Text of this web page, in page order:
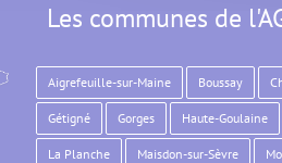
Les communes de
Aigrefeuille-sur-Maine Boussay
Gétigné Gorges Haute-Goulaine
La Planche Maisdon-sur-Sèvre